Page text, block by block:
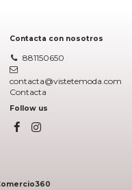
Contacta con nosotros
881150650
contacta@vistetemoda.com
Contacta
Follow us